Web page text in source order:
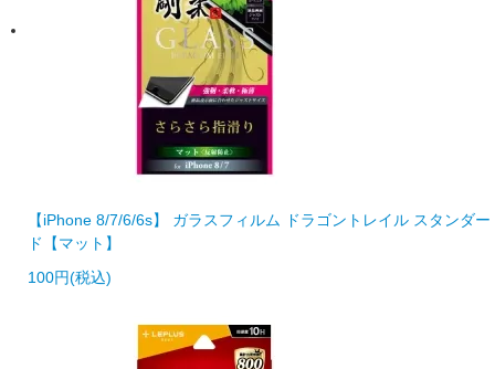
【iPhone 8/7/6/6s】 ガラスフィルム ドラゴントレイル スタンダー
ド【マット】
100円(税込)